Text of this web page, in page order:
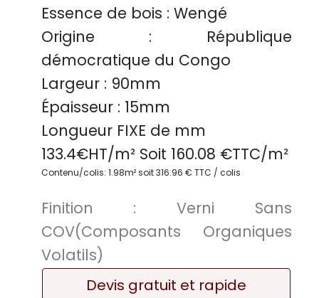
Essence de bois : Wengé
Origine : République
démocratique du Congo
Largeur : 90mm
Épaisseur : 15mm
Longueur FIXE de mm
133.4€HT/m² Soit 160.08 €TTC/m²
Contenu/colis: 1.98m² soit 316.96 € TTC / colis
Finition : Verni Sans
COV(Composants Organiques
Volatils)
Devis gratuit et rapide